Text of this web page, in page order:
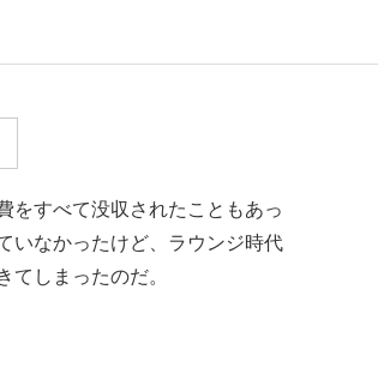
をすべて没収されたこともあっ
いなかったけど、ラウンジ時代
しまったのだ。